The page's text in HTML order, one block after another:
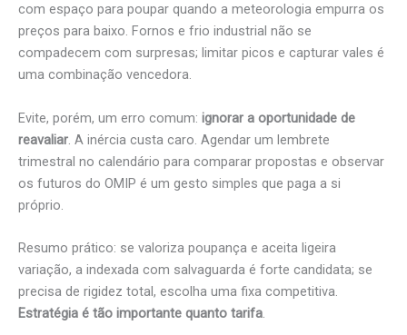
com espaço para poupar quando a meteorologia empurra os
preços para baixo. Fornos e frio industrial não se
compadecem com surpresas; limitar picos e capturar vales é
uma combinação vencedora.
Evite, porém, um erro comum: ignorar a oportunidade de
reavaliar. A inércia custa caro. Agendar um lembrete
trimestral no calendário para comparar propostas e observar
os futuros do OMIP é um gesto simples que paga a si
próprio.
Resumo prático: se valoriza poupança e aceita ligeira
variação, a indexada com salvaguarda é forte candidata; se
precisa de rigidez total, escolha uma fixa competitiva.
Estratégia é tão importante quanto tarifa.